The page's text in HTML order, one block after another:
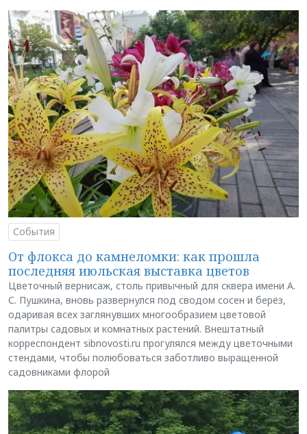
События
От флокса до камнеломки: как прошла
последняя июльская выставка цветов
Цветочный вернисаж, столь привычный для сквера имени А.
С. Пушкина, вновь развернулся под сводом сосен и берёз,
одаривая всех заглянувших многообразием цветовой
палитры садовых и комнатных растений. Внештатный
корреспондент sibnovosti.ru прогулялся между цветочными
стендами, чтобы полюбоваться заботливо выращенной
садовниками флорой